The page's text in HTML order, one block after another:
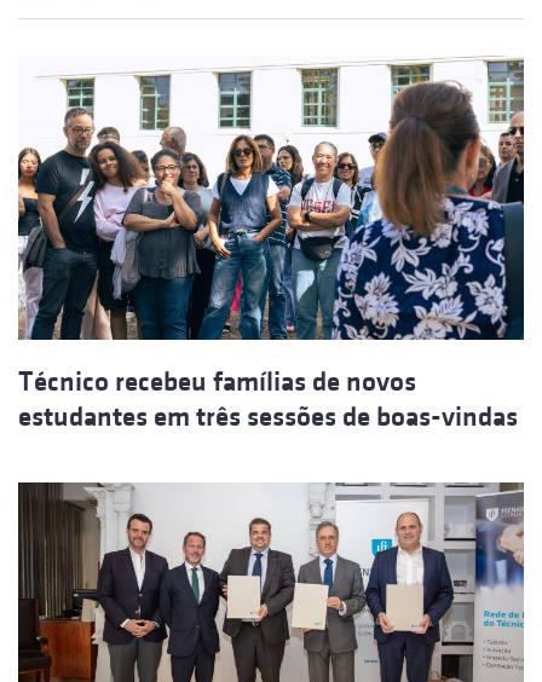
Técnico recebeu famílias de novos
estudantes em três sessões de boas-vindas